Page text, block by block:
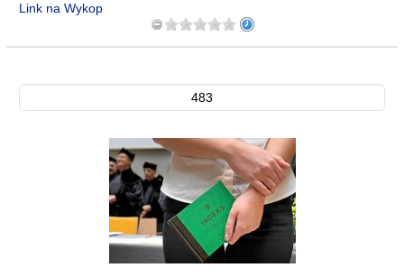
Link na Wykop
483